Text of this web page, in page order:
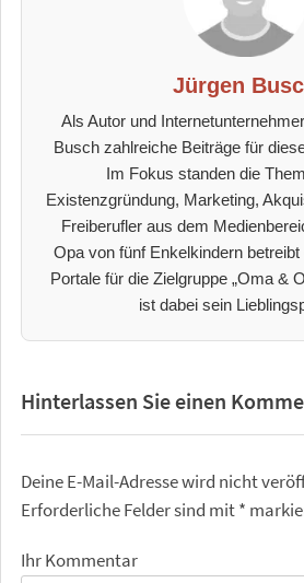
Jürgen
Als Autor und
Busch zahlreiche Beiträge für
Im Fokus standen die
Existenzgründung, Marketing,
Freiberufler aus dem
Opa von fünf Enkelkindern
Portale für die Zielgruppe „Oma &
ist dabei sein
Hinterlassen Sie einen
Deine E-Mail-Adresse wird nicht
Erforderliche Felder sind mit*
Ihr Kommentar